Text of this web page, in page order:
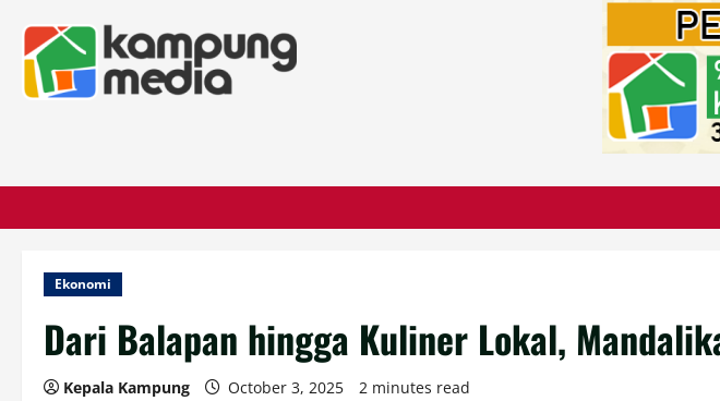
Ekonomi
Dari Balapan hingga Kuliner Lokal,
Kepala Kampung October 3, 2025 2 minutes read